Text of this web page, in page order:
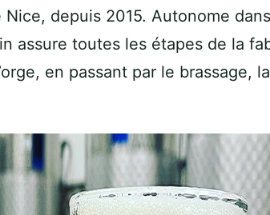
depuis 2015. Autonome
assure toutes les étapes de la
en passant par le brassage,